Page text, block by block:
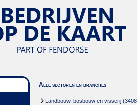
Alle sectoren en branches
Landbouw, bosbouw en visserij